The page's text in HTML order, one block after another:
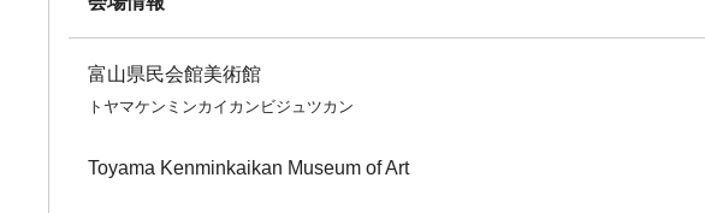
富山県民会館美術館
トヤマケンミンカイカンビジュツカン
Toyama Kenminkaikan Museum of Art